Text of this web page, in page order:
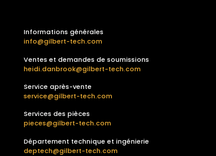
Informations générales
info@gilbert-tech.com
Ventes et demandes de soumissions
heidi.danbrook@gilbert-tech.com
Service après-vente
service@gilbert-tech.com
Services des pièces
pieces@gilbert-tech.com
Département technique et ingénierie
deptech@gilbert-tech.com